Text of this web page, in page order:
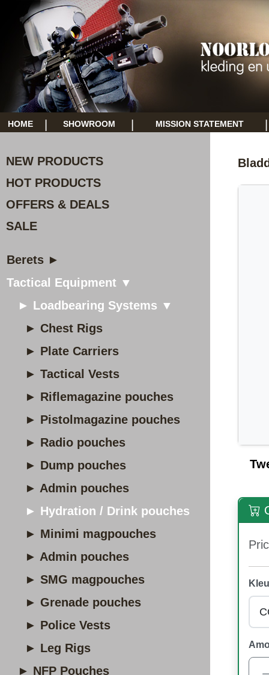
HOME SHOWROOM MISSION STATEMENT
NEW PRODUCTS
HOT PRODUCTS
OFFERS & DEALS
SALE
Berets ►
Tactical Equipment ▼
► Loadbearing Systems ▼
► Chest Rigs
► Plate Carriers
► Tactical Vests
► Riflemagazine pouches
► Pistolmagazine pouches
► Radio pouches
► Dump pouches
► Admin pouches
► Hydration / Drink pouches
► Minimi magpouches
► Admin pouches
► SMG magpouches
► Grenade pouches
► Police Vests
► Leg Rigs
► NFP Pouches